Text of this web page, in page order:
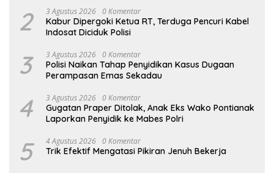
2 3 Agustus 2026 0 Komentar
Kabur Dipergoki Ketua RT, Terduga Pencuri Kabel
Indosat Diciduk Polisi
3 3 Agustus 2026 0 Komentar
Polisi Naikan Tahap Penyidikan Kasus Dugaan
Perampasan Emas Sekadau
4 3 Agustus 2026 0 Komentar
Gugatan Praper Ditolak, Anak Eks Wako Pontianak
Laporkan Penyidik ke Mabes Polri
5 4 Agustus 2026 0 Komentar
Trik Efektif Mengatasi Pikiran Jenuh Bekerja